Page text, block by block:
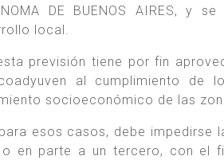
DE BUENOS AIRES,
local.
previsión tiene por fin
al cumplimiento de
socioeconómico de las
esos casos, debe
en parte a un tercero, con el